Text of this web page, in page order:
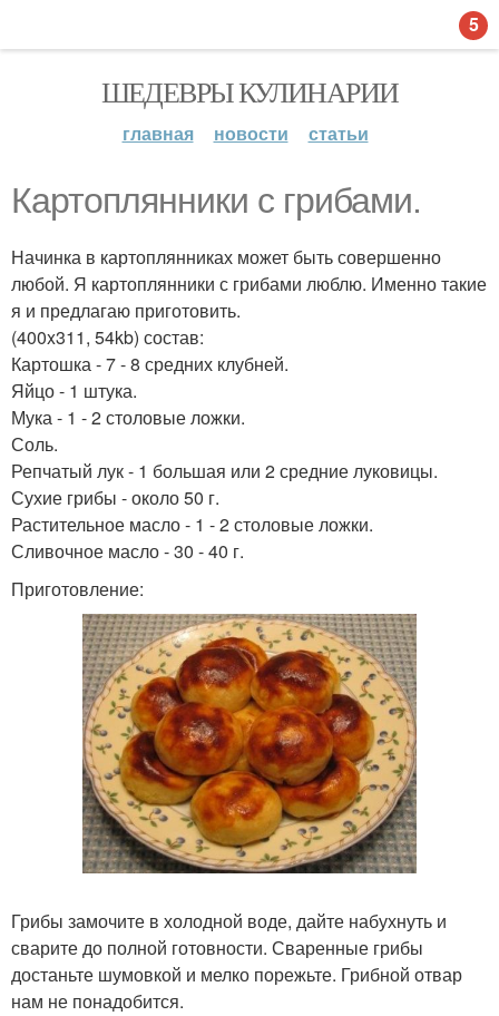
ШЕДЕВРЫ КУЛИНАРИИ
главная новости статьи
Картоплянники с грибами.
Начинка в картоплянниках может быть совершенно
любой. Я картоплянники с грибами люблю. Именно такие
я и предлагаю приготовить.
(400x311, 54kb) состав:
Картошка - 7 - 8 средних клубней.
Яйцо - 1 штука.
Мука - 1 - 2 столовые ложки.
Соль.
Репчатый лук - 1 большая или 2 средние луковицы.
Сухие грибы - около 50 г.
Растительное масло - 1 - 2 столовые ложки.
Сливочное масло - 30 - 40 г.
Приготовление:
Грибы замочите в холодной воде, дайте набухнуть и
сварите до полной готовности. Сваренные грибы
достаньте шумовкой и мелко порежьте. Грибной отвар
нам не понадобится.
5